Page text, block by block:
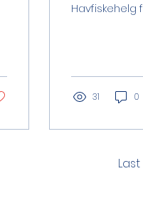
Havfiskehelg
31 0